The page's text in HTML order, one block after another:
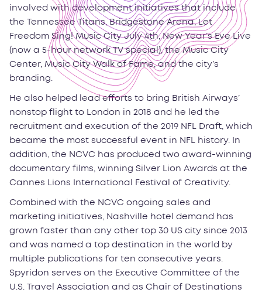
involved with development initiatives that include
the Tennessee Titans, Bridgestone Arena, Let
Freedom Sing! Music City July 4th, New Year’s Eve Live
(now a 5-hour network TV special), the Music City
Center, Music City Walk of Fame, and the city’s
branding.
He also helped lead efforts to bring British Airways’
nonstop flight to London in 2018 and he led the
recruitment and execution of the 2019 NFL Draft, which
became the most successful event in NFL history. In
addition, the NCVC has produced two award-winning
documentary films, winning Silver Lion Awards at the
Cannes Lions International Festival of Creativity.
Combined with the NCVC ongoing sales and
marketing initiatives, Nashville hotel demand has
grown faster than any other top 30 US city since 2013
and was named a top destination in the world by
multiple publications for ten consecutive years.
Spyridon serves on the Executive Committee of the
U.S. Travel Association and as Chair of Destinations